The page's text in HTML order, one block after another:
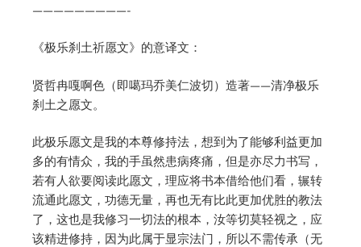
—————————-
《极乐刹土祈愿文》的意译文：
贤哲冉嘎啊色（即噶玛乔美仁波切）造著——清净极乐
刹土之愿文。
此极乐愿文是我的本尊修持法，想到为了能够利益更加
多的有情众，我的手虽然患病疼痛，但是亦尽力书写，
若有人欲要阅读此愿文，理应将书本借给他们看，辗转
流通此愿文，功德无量，再也无有比此更加优胜的教法
了，这也是我修习一切法的根本，汝等切莫轻视之，应
该精进修持，因为此属于显宗法门，所以不需传承（无